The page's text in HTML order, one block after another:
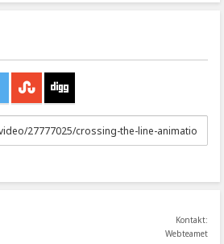
Kontakt:
Webteamet